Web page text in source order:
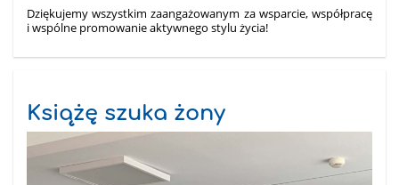
Dziękujemy wszystkim zaangażowanym za wsparcie, współpracę
i wspólne promowanie aktywnego stylu życia!
Książę szuka żony